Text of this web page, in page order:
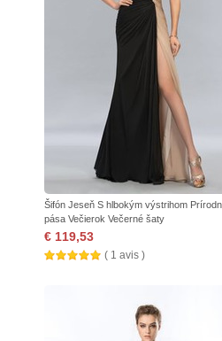
Šifón Jeseň S hlbokým výstrihom
pása Večierok Večerné šaty
€ 119,53
( 1 avis )